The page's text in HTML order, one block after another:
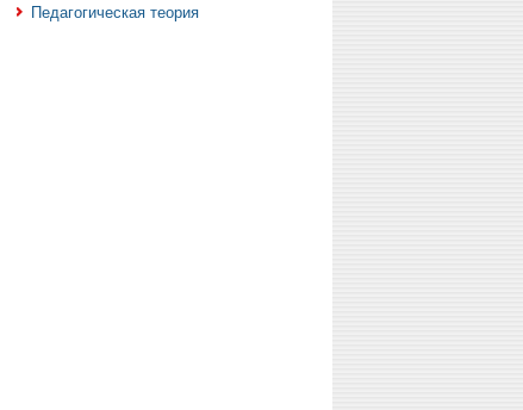
Педагогическая теория